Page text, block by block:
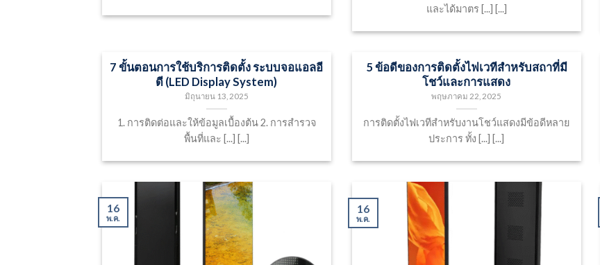
และได้มาตร [...] [...]
7 ขั้นตอนการใช้บริการติดตั้ง ระบบจอแอลอี
ดี (LED Display System)
มิถุนายน 13, 2025
1. การติดต่อและให้ข้อมูลเบื้องต้น 2. การสำรวจ
พื้นที่และ [...] [...]
5 ข้อดีของการติดตั้งไฟเวทีสำหรับสถาที่มี
โชว์และการแสดง
พฤษภาคม 22, 2025
การติดตั้งไฟเวทีสำหรับงานโชว์แสดงมีข้อดีหลาย
ประการ ทั้ง [...] [...]
16
พ.ค.
16
พ.ค.